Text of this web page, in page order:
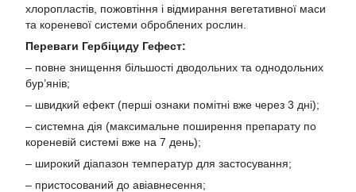
хлоропластів, пожовтіння і відмирання вегетативної маси
та кореневої системи оброблених рослин.
Переваги Гербіциду Гефест:
– повне знищення більшості дводольних та однодольних
бур’янів;
– швидкий ефект (перші ознаки помітні вже через 3 дні);
– системна дія (максимальне поширення препарату по
кореневій системі вже на 7 день);
– широкий діапазон температур для застосування;
– пристосований до авіавнесення;